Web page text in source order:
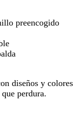
las
las
preencogido
diseños y colores
perdura.